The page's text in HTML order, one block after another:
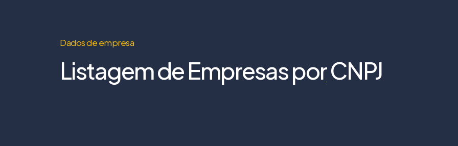
Dados de empresa
Listagem de Empresas por CNPJ